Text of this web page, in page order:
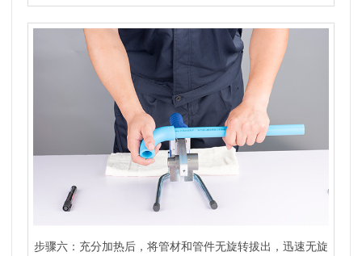
步骤六：充分加热后，将管材和管件无旋转拔出，迅速无旋